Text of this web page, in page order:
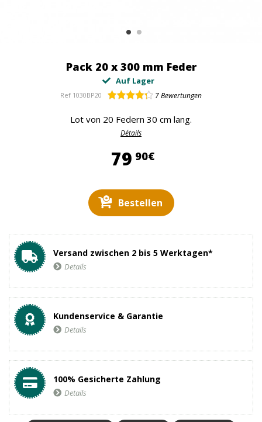
Pack 20 x 300 mm Feder
Auf Lager
Ref 1030BP20 7Bewertungen
Lot von 20 Federn 30 cm lang.
Détails
79 90€79,90 €
Bestellen
Versand zwischen 2 bis 5 Werktagen*
Details
Kundenservice & Garantie
Details
100% Gesicherte Zahlung
Details